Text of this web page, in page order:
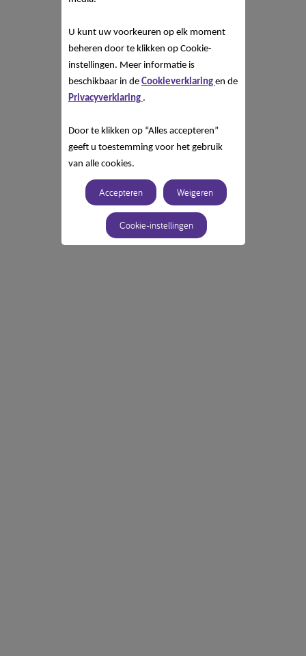
U kunt uw voorkeuren op elk moment
beheren door te klikken op Cookie-
instellingen. Meer informatie is
beschikbaar in de Cookieverklaring en de
Privacyverklaring .
Door te klikken op “Alles accepteren”
geeft u toestemming voor het gebruik
van alle cookies.
Accepteren Weigeren
Cookie-instellingen